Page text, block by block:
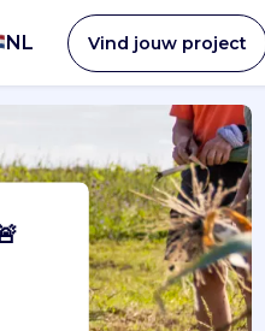
NL Vind jouw project